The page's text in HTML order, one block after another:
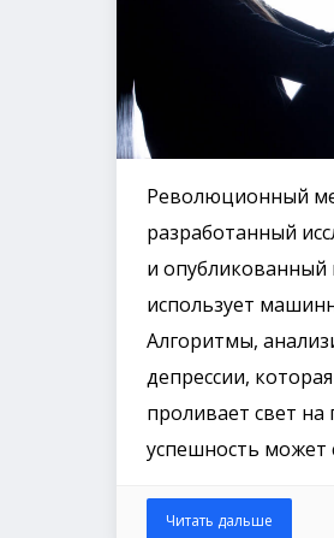
Революционный
разработанный
и опубликованный
использует
Алгоритмы,
депрессии,
проливает свет на
успешность может
Читать дальше